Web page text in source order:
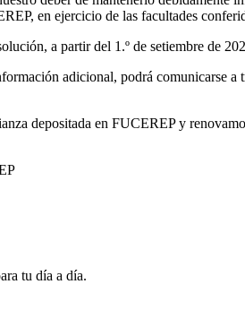
en ejercicio de las facultades
a partir del 1.º de setiembre de
adicional, podrá comunicarse a
depositada en FUCEREP y
tu día a día.